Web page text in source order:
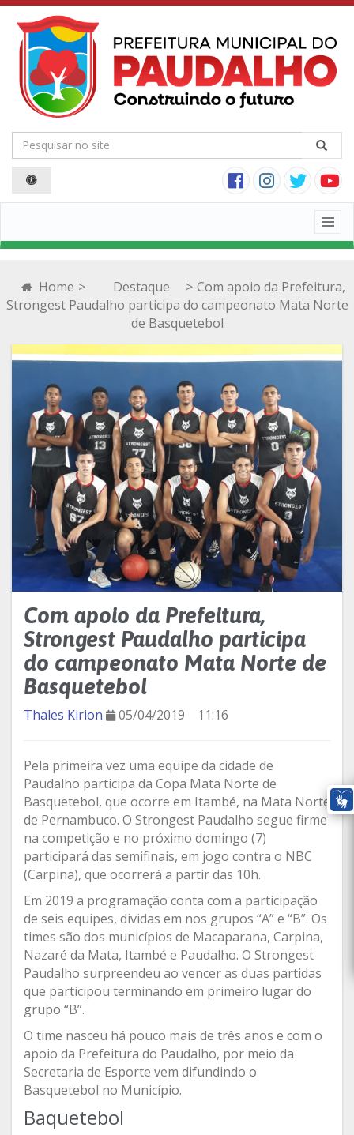
Home > Destaque > Com apoio da Prefeitura,
Strongest Paudalho participa do campeonato Mata Norte
de Basquetebol
Com apoio da Prefeitura,
Strongest Paudalho participa
do campeonato Mata Norte de
Basquetebol
Thales Kirion 05/04/2019 11:16
Pela primeira vez uma equipe da cidade de
Paudalho participa da Copa Mata Norte de
Basquetebol, que ocorre em Itambé, na Mata Norte
de Pernambuco. O Strongest Paudalho segue firme
na competição e no próximo domingo (7)
participará das semifinais, em jogo contra o NBC
(Carpina), que ocorrerá a partir das 10h.
Em 2019 a programação conta com a participação
de seis equipes, dividas em nos grupos “A” e “B”. Os
times são dos municípios de Macaparana, Carpina,
Nazaré da Mata, Itambé e Paudalho. O Strongest
Paudalho surpreendeu ao vencer as duas partidas
que participou terminando em primeiro lugar do
grupo “B”.
O time nasceu há pouco mais de três anos e com o
apoio da Prefeitura do Paudalho, por meio da
Secretaria de Esporte vem difundindo o
Basquetebol no Município.
Baquetebol